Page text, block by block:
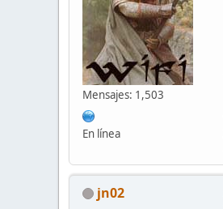
Mensajes: 1,503
En línea
jn02